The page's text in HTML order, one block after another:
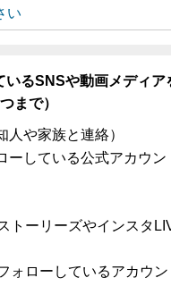
いるSNSや動画メディア
まで）
人や家族と連絡）
ーしている公式アカウン
トーリーズやインスタ
ォローしているアカウ